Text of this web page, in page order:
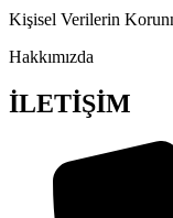
Kişisel Verilerin
Hakkımızda
İLETİŞİM